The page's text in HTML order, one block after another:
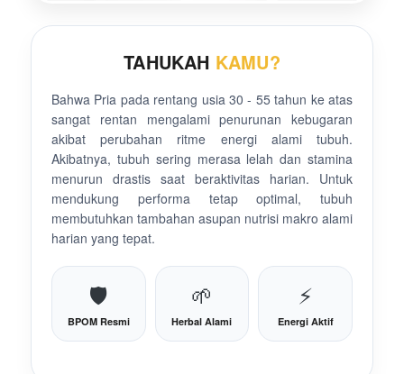
TAHUKAH KAMU?
Bahwa Pria pada rentang usia 30 - 55 tahun ke atas
sangat rentan mengalami penurunan kebugaran
akibat perubahan ritme energi alami tubuh.
Akibatnya, tubuh sering merasa lelah dan stamina
menurun drastis saat beraktivitas harian. Untuk
mendukung performa tetap optimal, tubuh
membutuhkan tambahan asupan nutrisi makro alami
harian yang tepat.
🛡️
BPOM Resmi
🌱
Herbal Alami
⚡
Energi Aktif